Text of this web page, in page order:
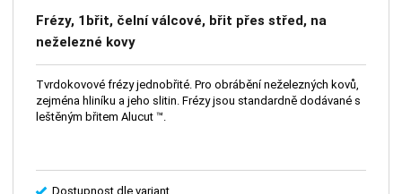
Frézy, 1břit, čelní válcové, břit přes střed, na
neželezné kovy
Tvrdokovové frézy jednobřité. Pro obrábění neželezných kovů,
zejména hliníku a jeho slitin. Frézy jsou standardně dodávané s
leštěným břitem Alucut ™.
Dostupnost dle variant